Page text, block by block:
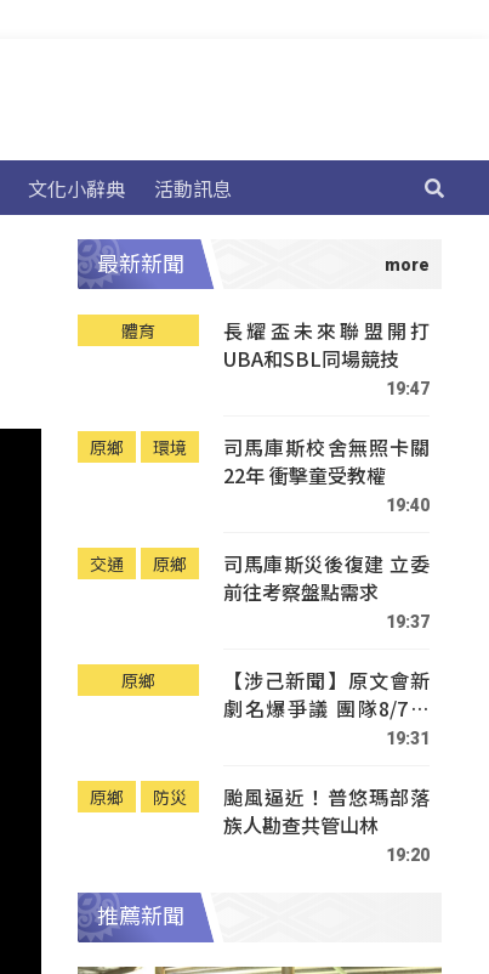
文化小辭典 活動訊息
最新新聞
體育
長耀盃未來聯盟開打
UBA和SBL同場競技
19:47
原鄉 環境
司馬庫斯校舍無照卡關
22年 衝擊童受教權
19:40
交通 原鄉
司馬庫斯災後復建 立委
前往考察盤點需求
19:37
原鄉
【涉己新聞】原文會新
劇名爆爭議 團隊8/7赴
19:31
原鄉 防災
颱風逼近！普悠瑪部落
族人勘查共管山林
19:20
推薦新聞